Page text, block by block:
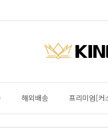
해외배송 프리미엄[커